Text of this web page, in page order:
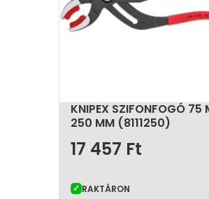
KNIPEX SZIFONFOGÓ 75
250 MM (8111250)
17 457 Ft
RAKTÁRON